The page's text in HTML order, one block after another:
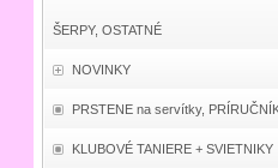
ŠERPY, OSTATNÉ
NOVINKY
PRSTENE na servítky,
KLUBOVÉ TANIERE + SVIETNIKY